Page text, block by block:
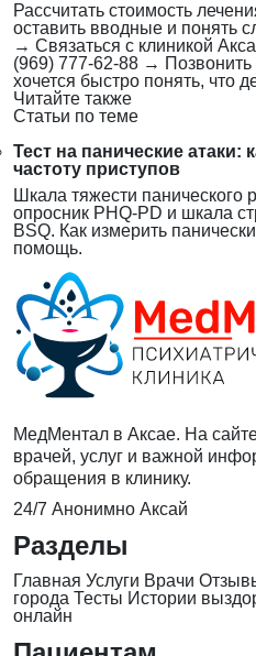
Рассчитать стоимость
оставить вводные и понять
→ Связаться с клиникой
(969) 777-62-88 →
хочется быстро понять, что
Читайте также
Статьи по теме
Тест на панические атаки:
частоту приступов
Шкала тяжести панического
опросник PHQ-PD и шкала
BSQ. Как измерить
помощь.
МедМентал в Аксае. На
врачей, услуг и важной
обращения в клинику.
24/7 Анонимно Аксай
Разделы
Главная Услуги Врачи
города Тесты Истории
онлайн